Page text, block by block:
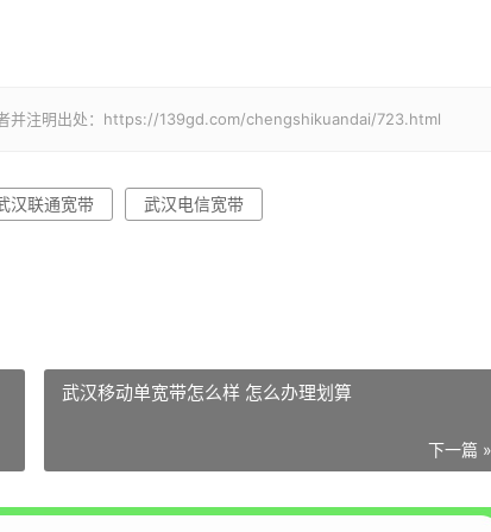
并注明出处：https://139gd.com/chengshikuandai/723.html
汉联通宽带 武汉电信宽带
武汉移动单宽带怎么样 怎么办理划算
下一篇 »